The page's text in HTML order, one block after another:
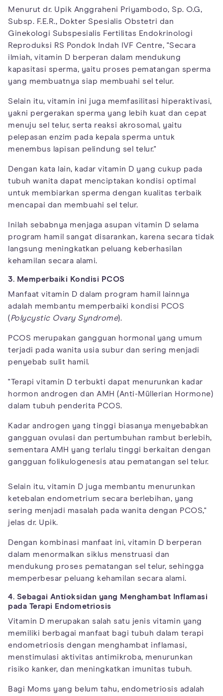
Menurut dr. Upik Anggraheni Priyambodo, Sp. O.G,
Subsp. F.E.R., Dokter Spesialis Obstetri dan
Ginekologi Subspesialis Fertilitas Endokrinologi
Reproduksi RS Pondok Indah IVF Centre, "Secara
ilmiah, vitamin D berperan dalam mendukung
kapasitasi sperma, yaitu proses pematangan sperma
yang membuatnya siap membuahi sel telur.
Selain itu, vitamin ini juga memfasilitasi hiperaktivasi,
yakni pergerakan sperma yang lebih kuat dan cepat
menuju sel telur, serta reaksi akrosomal, yaitu
pelepasan enzim pada kepala sperma untuk
menembus lapisan pelindung sel telur."
Dengan kata lain, kadar vitamin D yang cukup pada
tubuh wanita dapat menciptakan kondisi optimal
untuk membiarkan sperma dengan kualitas terbaik
mencapai dan membuahi sel telur.
Inilah sebabnya menjaga asupan vitamin D selama
program hamil sangat disarankan, karena secara tidak
langsung meningkatkan peluang keberhasilan
kehamilan secara alami.
3. Memperbaiki Kondisi PCOS
Manfaat vitamin D dalam program hamil lainnya
adalah membantu memperbaiki kondisi PCOS
(Polycystic Ovary Syndrome).
PCOS merupakan gangguan hormonal yang umum
terjadi pada wanita usia subur dan sering menjadi
penyebab sulit hamil.
"Terapi vitamin D terbukti dapat menurunkan kadar
hormon androgen dan AMH (Anti-Müllerian Hormone)
dalam tubuh penderita PCOS.
Kadar androgen yang tinggi biasanya menyebabkan
gangguan ovulasi dan pertumbuhan rambut berlebih,
sementara AMH yang terlalu tinggi berkaitan dengan
gangguan folikulogenesis atau pematangan sel telur.
Selain itu, vitamin D juga membantu menurunkan
ketebalan endometrium secara berlebihan, yang
sering menjadi masalah pada wanita dengan PCOS,"
jelas dr. Upik.
Dengan kombinasi manfaat ini, vitamin D berperan
dalam menormalkan siklus menstruasi dan
mendukung proses pematangan sel telur, sehingga
memperbesar peluang kehamilan secara alami.
4. Sebagai Antioksidan yang Menghambat Inflamasi
pada Terapi Endometriosis
Vitamin D merupakan salah satu jenis vitamin yang
memiliki berbagai manfaat bagi tubuh dalam terapi
endometriosis dengan menghambat inflamasi,
menstimulasi aktivitas antimikroba, menurunkan
risiko kanker, dan meningkatkan imunitas tubuh.
Bagi Moms yang belum tahu, endometriosis adalah